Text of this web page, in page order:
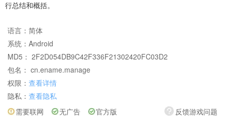
行总结和概括。
语言： 简体
系统： Android
MD5： 2F2D054DB9C42F336F21302420FC03D2
包名： cn.ename.manage
权限： 查看详情
隐私： 查看隐私
反馈游戏问题
需要联网 无广告 官方版